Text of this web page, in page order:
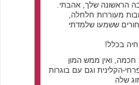
הראשונה שלך, אהבתי.
מעוררות חלחלה,
ששמעו שלמדתי
בכלל!
חכמה, ואין ממש המון
הקלינית וגם עם בוגרות
שלה